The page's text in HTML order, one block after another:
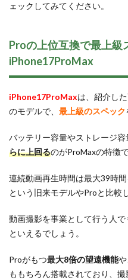
ェックしてみてください。
Proの上位互換で最上級
iPhone17ProMax
iPhone17ProMaxは、紹介し
のモデルで、 最上級のスペック
バッテリー容量やストレージ容
らに上回るのがProMaxの特徴で
連続動画再生時間は最大39時
という旧来モデルやProと比較
動画撮影を事業として行う人で
といえるでしょう。
Proがもつ最大8倍の望遠機能や
ももちろん搭載されており、